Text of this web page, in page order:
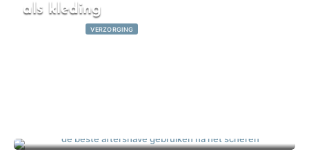
als kleding
VERZORGING